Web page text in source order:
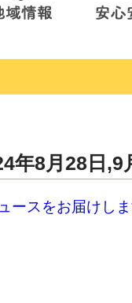
8月28日,9
ースをお届けしま